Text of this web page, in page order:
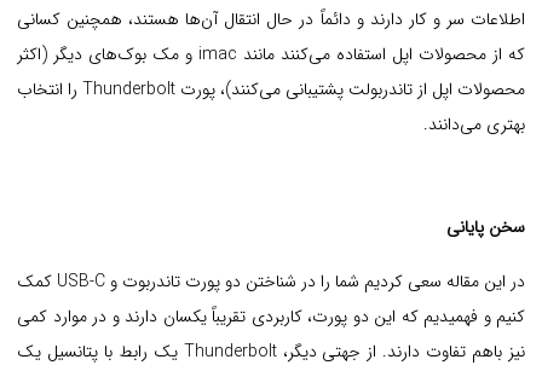
اطلاعات سر و کار دارند و دائماً در حال انتقال آن‌ها هستند، همچنین کسانی
که از محصولات اپل استفاده می‌کنند مانند imac و مک بوک‌های دیگر (اکثر
محصولات اپل از تاندربولت پشتیبانی می‌کنند)، پورت Thunderbolt را انتخاب
بهتری می‌دانند.
سخن پایانی
در این مقاله سعی کردیم شما را در شناختن دو پورت تاندربوت و USB-C کمک
کنیم و فهمیدیم که این دو پورت، کاربردی تقریباً یکسان دارند و در موارد کمی
نیز باهم تفاوت دارند. از جهتی دیگر، Thunderbolt یک رابط با پتانسیل یک